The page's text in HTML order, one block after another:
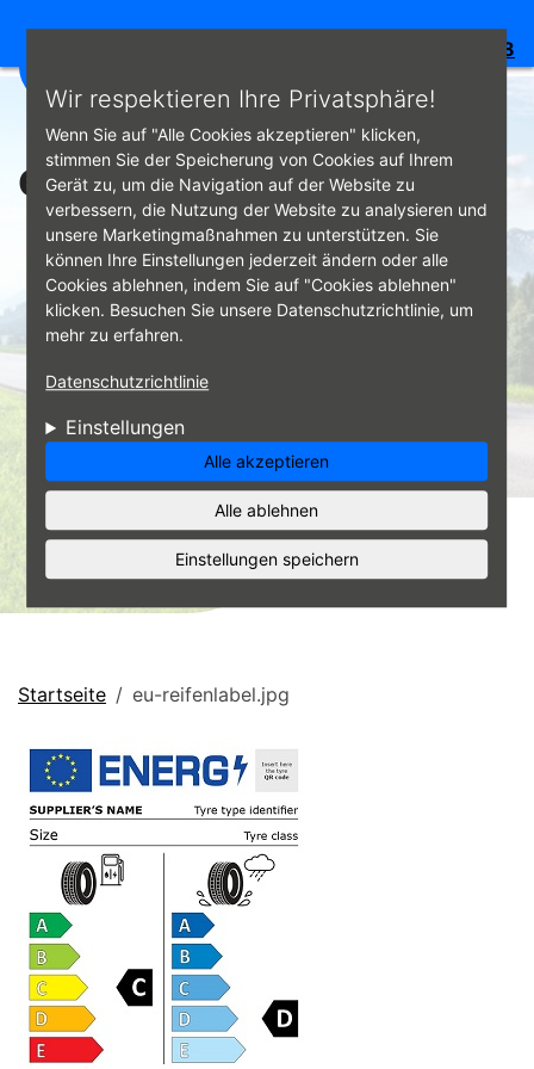
Wir respektieren Ihre Privatsphäre!
Wenn Sie auf "Alle Cookies akzeptieren" klicken,
stimmen Sie der Speicherung von Cookies auf Ihrem
Gerät zu, um die Navigation auf der Website zu
verbessern, die Nutzung der Website zu analysieren und
unsere Marketingmaßnahmen zu unterstützen. Sie
können Ihre Einstellungen jederzeit ändern oder alle
Cookies ablehnen, indem Sie auf "Cookies ablehnen"
klicken. Besuchen Sie unsere Datenschutzrichtlinie, um
mehr zu erfahren.
Datenschutzrichtlinie
Einstellungen
Alle akzeptieren
Alle ablehnen
Einstellungen speichern
Direkt zum Inhalt
4.8
eu-reifenlabel.jpg
Startseite eu-reifenlabel.jpg